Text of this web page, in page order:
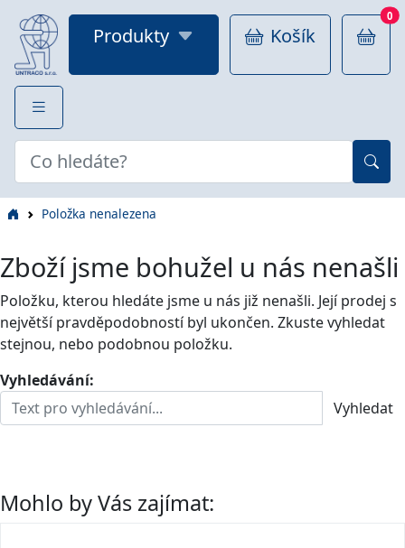
Produkty Košík
0
Položka nenalezena
Zboží jsme bohužel u nás nenašli
Položku, kterou hledáte jsme u nás již nenašli. Její prodej s
největší pravděpodobností byl ukončen. Zkuste vyhledat
stejnou, nebo podobnou položku.
Vyhledávání:
Vyhledat
Mohlo by Vás zajímat: